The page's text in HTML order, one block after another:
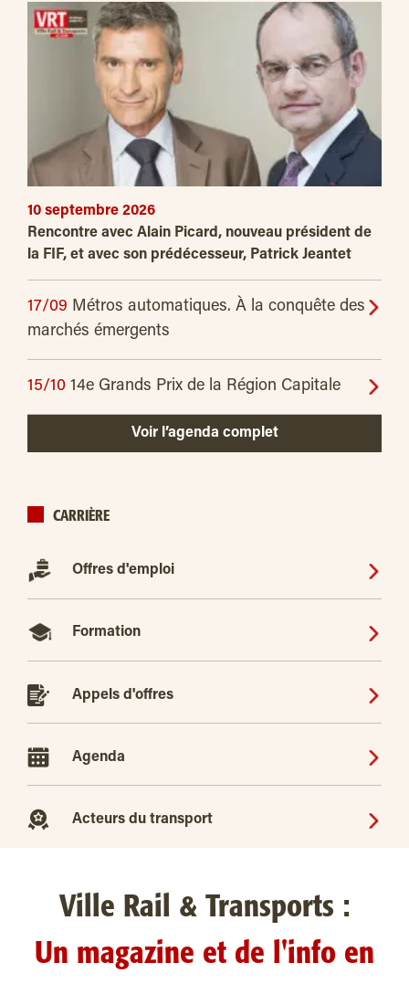
10 septembre 2026
Rencontre avec Alain Picard, nouveau président de
la FIF, et avec son prédécesseur, Patrick Jeantet
17/09 Métros automatiques. À la conquête des
marchés émergents
15/10 14e Grands Prix de la Région Capitale
Voir l’agenda complet
CARRIÈRE
Offres d'emploi
Formation
Appels d'offres
Agenda
Acteurs du transport
Ville Rail & Transports :
Un magazine et de l'info en